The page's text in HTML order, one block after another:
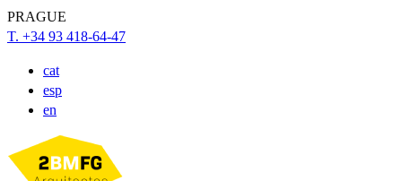
PRAGUE
T. +34 93 418-64-47
cat
esp
en